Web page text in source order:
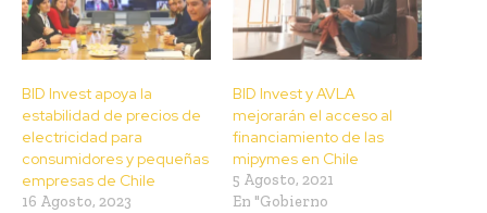
BID Invest apoya la
estabilidad de precios de
electricidad para
consumidores y pequeñas
empresas de Chile
16 Agosto, 2023
BID Invest y AVLA
mejorarán el acceso al
financiamiento de las
mipymes en Chile
5 Agosto, 2021
En "Gobierno